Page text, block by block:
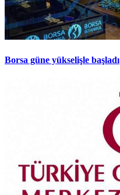
Borsa güne yükselişle başladı